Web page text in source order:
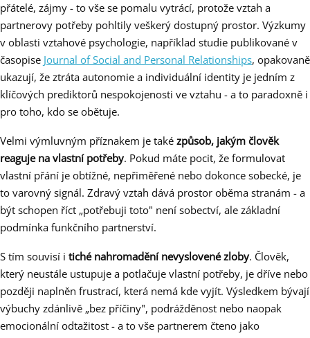
přátelé, zájmy - to vše se pomalu vytrácí, protože vztah a
partnerovy potřeby pohltily veškerý dostupný prostor. Výzkumy
v oblasti vztahové psychologie, například studie publikované v
časopise Journal of Social and Personal Relationships, opakovaně
ukazují, že ztráta autonomie a individuální identity je jedním z
klíčových prediktorů nespokojenosti ve vztahu - a to paradoxně i
pro toho, kdo se obětuje.
Velmi výmluvným příznakem je také způsob, jakým člověk
reaguje na vlastní potřeby. Pokud máte pocit, že formulovat
vlastní přání je obtížné, nepřiměřené nebo dokonce sobecké, je
to varovný signál. Zdravý vztah dává prostor oběma stranám - a
být schopen říct „potřebuji toto" není sobectví, ale základní
podmínka funkčního partnerství.
S tím souvisí i tiché nahromadění nevyslovené zloby. Člověk,
který neustále ustupuje a potlačuje vlastní potřeby, je dříve nebo
později naplněn frustrací, která nemá kde vyjít. Výsledkem bývají
výbuchy zdánlivě „bez příčiny", podrážděnost nebo naopak
emocionální odtažitost - a to vše partnerem čteno jako